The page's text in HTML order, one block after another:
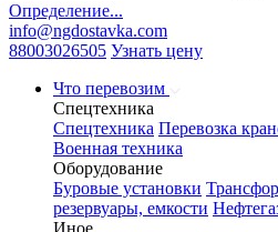
Определение...
info@ngdostavka.com
88003026505 Узнать цену
Что перевозим
Спецтехника
Спецтехника Перевозка
Военная техника
Оборудование
Буровые установки
резервуары, емкости
Иное